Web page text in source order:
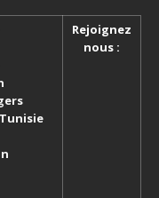
Rejoignez
nous :